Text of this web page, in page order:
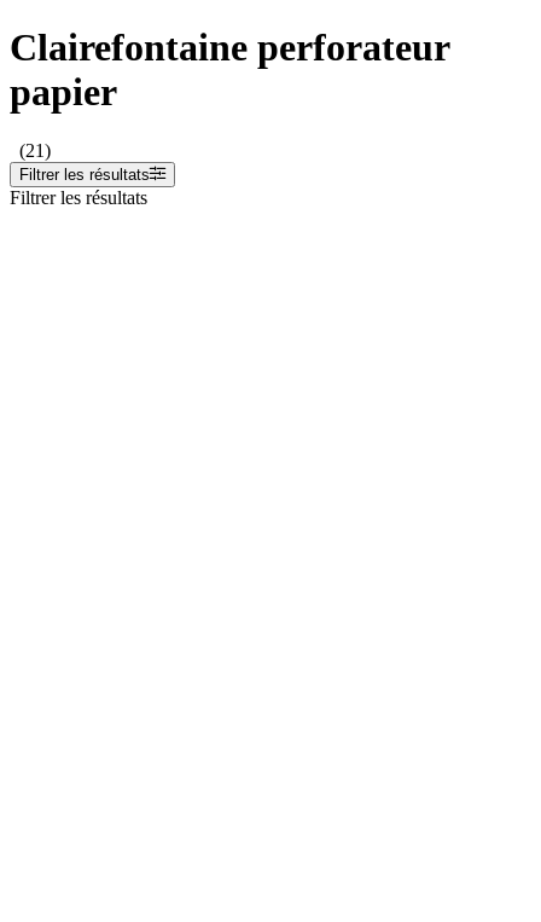
Clairefontaine perforateur
papier
(21)
Filtrer les résultats
Filtrer les résultats